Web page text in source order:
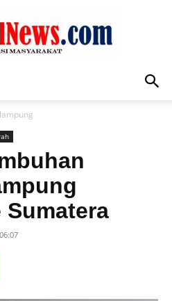
Global
News